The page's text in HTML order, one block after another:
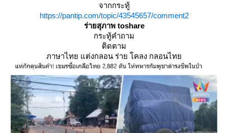
จากกระทู้
https://pantip.com/topic/43545657/comment2
ร่ายสุภาพ toshare
กระทู้คำถาม
ติดตาม
ภาษาไทย แต่งกลอน ร่าย โคลง กลอนไท